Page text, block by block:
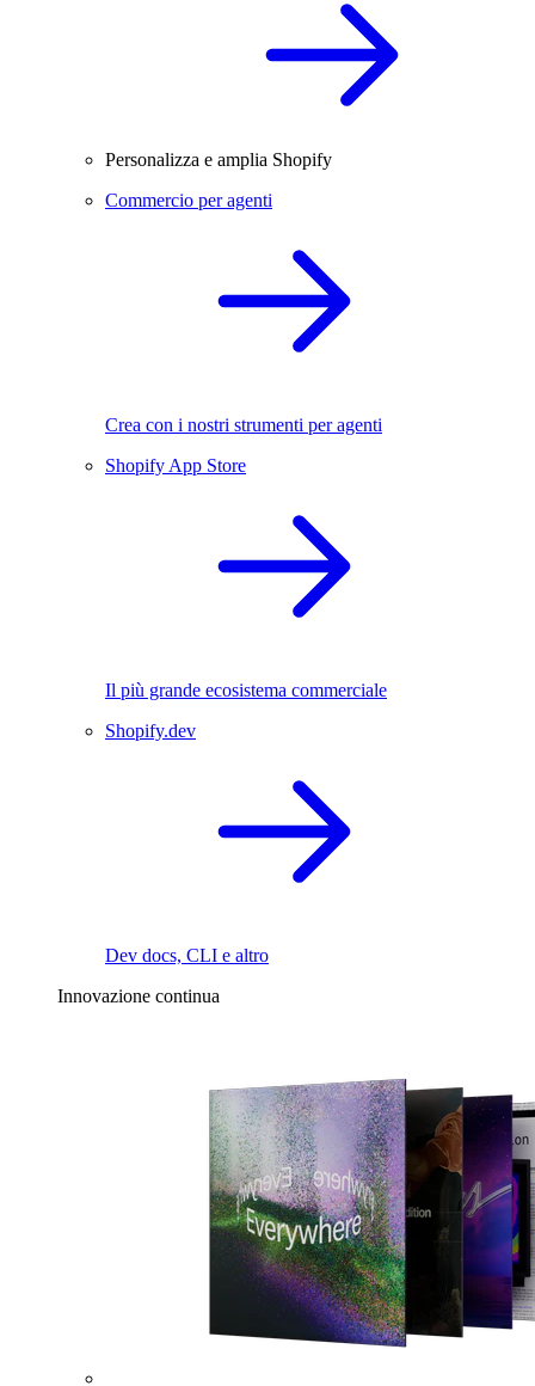
Personalizza e amplia Shopify
Commercio per agenti
Crea con i nostri strumenti per agenti
Shopify App Store
Il più grande ecosistema commerciale
Shopify.dev
Dev docs, CLI e altro
Innovazione continua